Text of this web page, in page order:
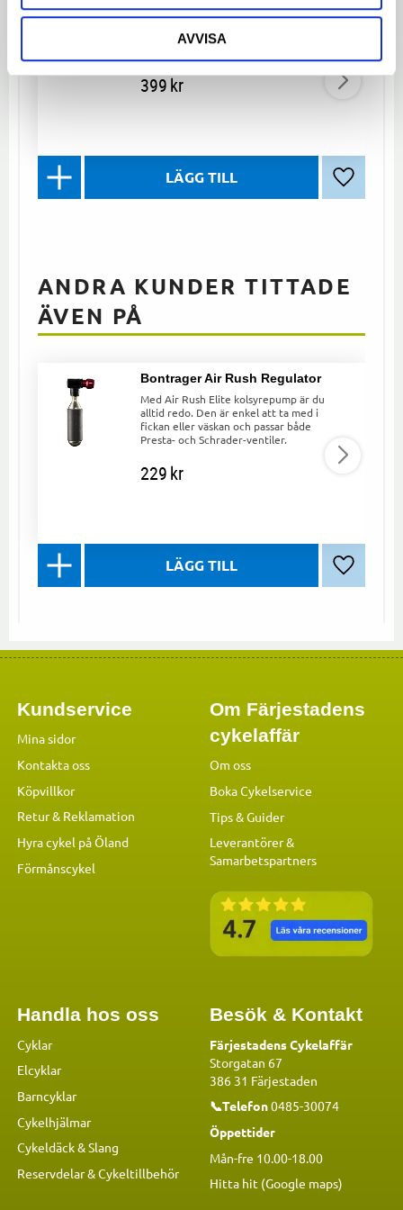
AVVISA
Noggrann dämparpump med lättavläst
för snabb, säker inställning av
399kr
Lägg till
ANDRA KUNDER TITTADE
ÄVEN PÅ
Bontrager Air Rush Regulator
Med Air Rush Elite kolsyrepump är du
alltid redo. Den är enkel att ta med i
fickan eller väskan och passar både
Presta- och Schrader-ventiler.
229kr
Lägg till
Kundservice
Mina sidor
Kontakta oss
Köpvillkor
Retur & Reklamation
Hyra cykel på Öland
Förmånscykel
Om Färjestadens
cykelaffär
Om oss
Boka Cykelservice
Tips & Guider
Leverantörer &
Samarbetspartners
Handla hos oss
Cyklar
Elcyklar
Barncyklar
Cykelhjälmar
Cykeldäck & Slang
Reservdelar&Cykeltillbehör
Besök & Kontakt
Färjestadens Cykelaffär
Storgatan 67
386 31 Färjestaden
📞Telefon0485-30074
Öppettider
Mån-fre 10.00-18.00
Hitta hit (Google maps)